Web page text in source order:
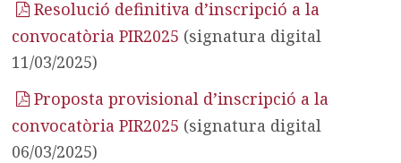
Resolució definitiva d’inscripció a la
convocatòria PIR2025 (signatura digital
11/03/2025)
Proposta provisional d’inscripció a la
convocatòria PIR2025 (signatura digital
06/03/2025)